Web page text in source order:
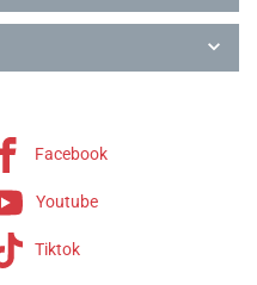
Facebook
Youtube
Tiktok